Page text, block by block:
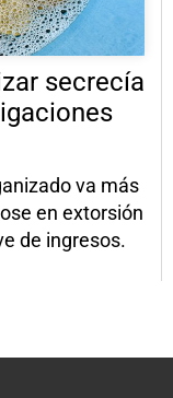
secrecía
va más
en extorsión
de ingresos.